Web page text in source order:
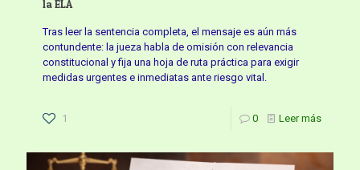
la ELA
Tras leer la sentencia completa, el mensaje es aún más
contundente: la jueza habla de omisión con relevancia
constitucional y fija una hoja de ruta práctica para exigir
medidas urgentes e inmediatas ante riesgo vital.
1 0 Leer más